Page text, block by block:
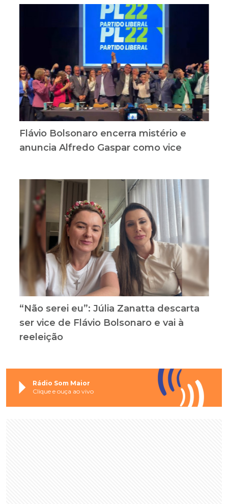
Flávio Bolsonaro encerra mistério e
anuncia Alfredo Gaspar como vice
“Não serei eu”: Júlia Zanatta descarta
ser vice de Flávio Bolsonaro e vai à
reeleição
Rádio Som Maior
Clique e ouça ao vivo